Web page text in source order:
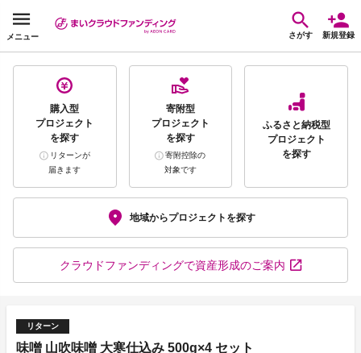
メニュー さがす 新規登録
購入型
プロジェクト
を探す
リターンが
届きます
寄附型
プロジェクト
を探す
寄附控除の
対象です
ふるさと納税型
プロジェクト
を探す
地域からプロジェクトを探す
クラウドファンディングで資産形成のご案内
リターン
味噌 山吹味噌 大寒仕込み 500g×4 セット